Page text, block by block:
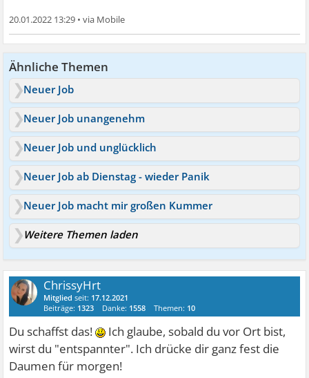
20.01.2022 13:29 •
Ähnliche Themen
Neuer Job
Neuer Job unangenehm
Neuer Job und unglücklich
Neuer Job ab Dienstag - wieder Panik
Neuer Job macht mir großen Kummer
Weitere Themen laden
ChrissyHrt
Mitglied seit: 17.12.2021
Beiträge: 1323 Danke: 1558 Themen: 10
Du schaffst das!
Ich glaube, sobald du vor Ort bist,
wirst du "entspannter". Ich drücke dir ganz fest die
Daumen für morgen!